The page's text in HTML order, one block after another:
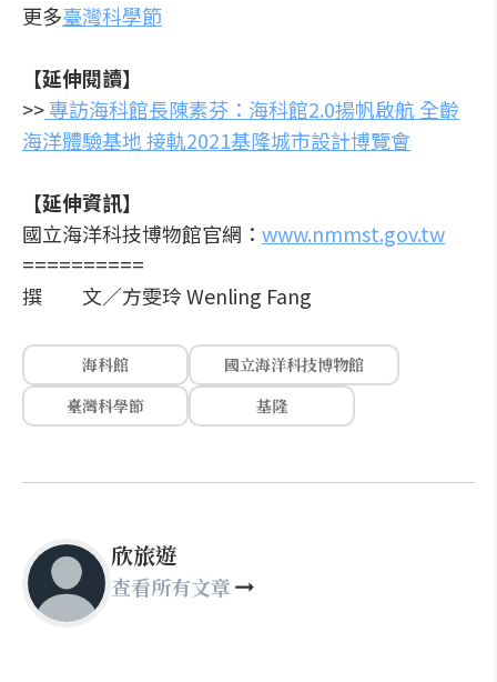
更多臺灣科學節
【延伸閱讀】
>>專訪海科館長陳素芬：海科館2.0揚帆啟航 全齡
海洋體驗基地 接軌2021基隆城市設計博覽會
【延伸資訊】
國立海洋科技博物館官網： www.nmmst.gov.tw
==========
撰 文／方雯玲 Wenling Fang
海科館
國立海洋科技博物館
臺灣科學節
基隆
欣旅遊
查看所有文章